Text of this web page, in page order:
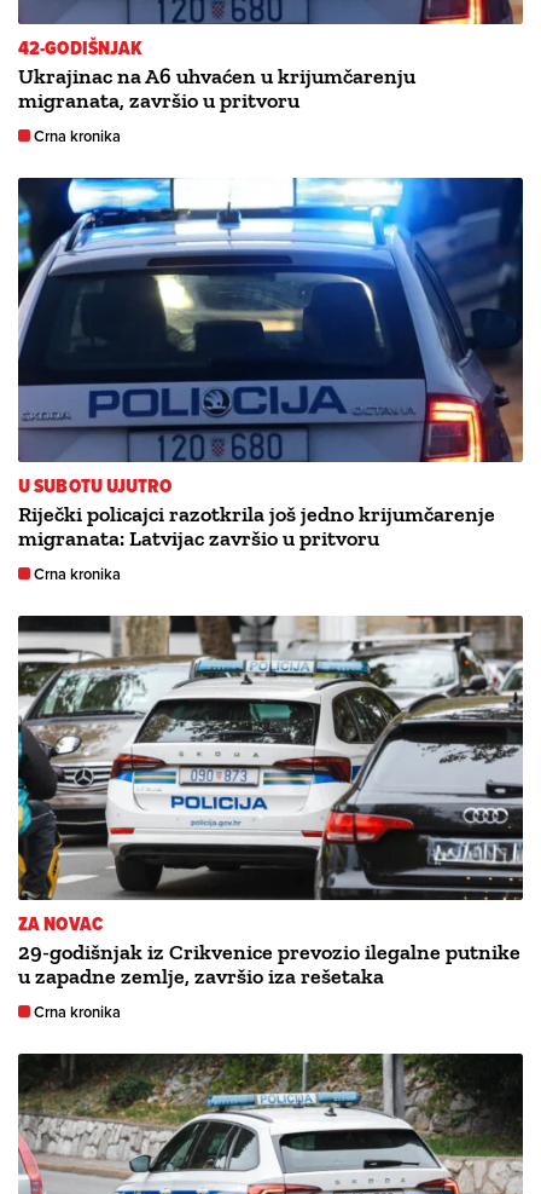
42-GODIŠNJAK
Ukrajinac na A6 uhvaćen u krijumčarenju
migranata, završio u pritvoru
Crna kronika
U SUBOTU UJUTRO
Riječki policajci razotkrila još jedno krijumčarenje
migranata: Latvijac završio u pritvoru
Crna kronika
ZA NOVAC
29-godišnjak iz Crikvenice prevozio ilegalne putnike
u zapadne zemlje, završio iza rešetaka
Crna kronika